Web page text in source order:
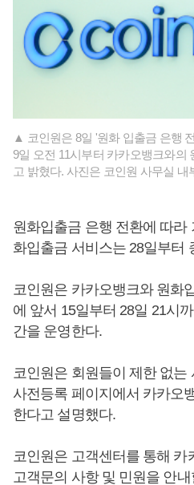
▲ 코인원은 8일 '원화 입출금 은행
9일 오전 11시부터 카카오뱅크와의
고 밝혔다. 사진은 코인원 사무실 내
원화입출금 은행 전환에 따라
화입출금 서비스는 28일부터
코인원은 카카오뱅크와 원화
에 앞서 15일부터 28일 21시
간을 운영한다.
코인원은 회원들이 제한 없는
사전등록 페이지에서 카카오
한다고 설명했다.
코인원은 고객센터를 통해 카
고객문의 사항 및 민원을 안